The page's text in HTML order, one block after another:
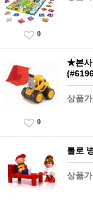
0
★본사
상품
0
톨로
상품